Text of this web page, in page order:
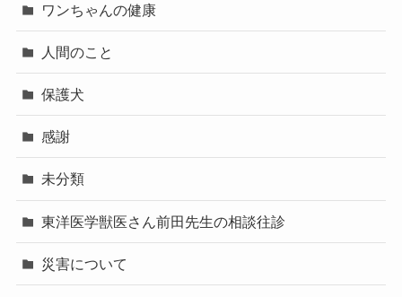
ワンちゃんの健康
人間のこと
保護犬
感謝
未分類
東洋医学獣医さん前田先生の相談往診
災害について